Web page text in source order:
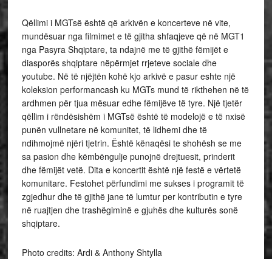
Qëllimi i MGTsë është që arkivën e koncerteve në vite,
mundësuar nga filmimet e të gjitha shfaqjeve që në MGT1
nga Pasyra Shqiptare, ta ndajnë me të gjithë fëmijët e
diasporës shqiptare nëpërmjet rrjeteve sociale dhe
youtube. Në të njëjtën kohë kjo arkivë e pasur eshte një
koleksion performancash ku MGTs mund të rikthehen në të
ardhmen për tjua mësuar edhe fëmijëve të tyre. Një tjetër
qëllim i rëndësishëm i MGTsë është të modelojë e të nxisë
punën vullnetare në komunitet, të lidhemi dhe të
ndihmojmë njëri tjetrin. Është kënaqësi te shohësh se me
sa pasion dhe këmbëngulje punojnë drejtuesit, prinderit
dhe fëmijët vetë. Dita e koncertit është një festë e vërtetë
komunitare. Festohet përfundimi me sukses i programit të
zgjedhur dhe të gjithë jane të lumtur per kontributin e tyre
në ruajtjen dhe trashëgiminë e gjuhës dhe kulturës sonë
shqiptare.
Photo credits: Ardi & Anthony Shtylla